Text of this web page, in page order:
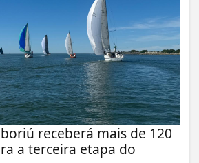
receberá mais de 120
a terceira etapa do